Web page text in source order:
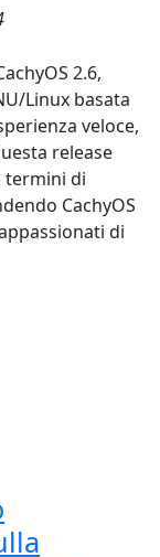
2.6,
Linux basata
veloce,
release
termini di
CachyOS
di